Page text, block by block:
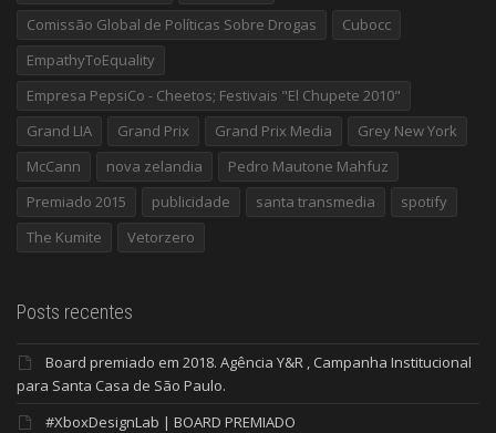
Comissão Global de Políticas Sobre Drogas
Cubocc
EmpathyToEquality
Empresa PepsiCo - Cheetos; Festivais "El Chupete 2010"
Grand LIA
Grand Prix Grand Prix Media
Grey New York
McCann
nova zelandia
Pedro Mautone Mahfuz
Premiado 2015
publicidade santa transmedia
spotify
The Kumite
Vetorzero
Posts recentes
Board premiado em 2018. Agência Y&R , Campanha Institucional
para Santa Casa de São Paulo.
#XboxDesignLab | BOARD PREMIADO